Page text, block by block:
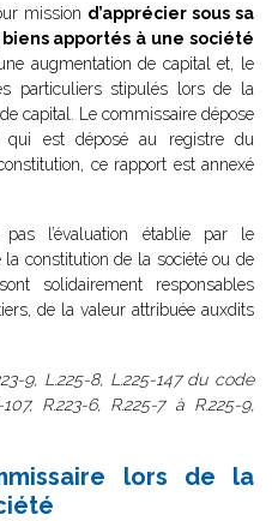
mission d’apprécier sous sa
apportés à une société
augmentation de capital et, le
particuliers stipulés lors de la
capital. Le commissaire dépose
qui est déposé au registre du
ce rapport est annexé
l’évaluation établie par le
constitution de la société ou de
solidairement responsables
de la valeur attribuée auxdits
9, L.225-8, L.225-147 du code
R.223-6, R.225-7 à R.225-9,
lors de la